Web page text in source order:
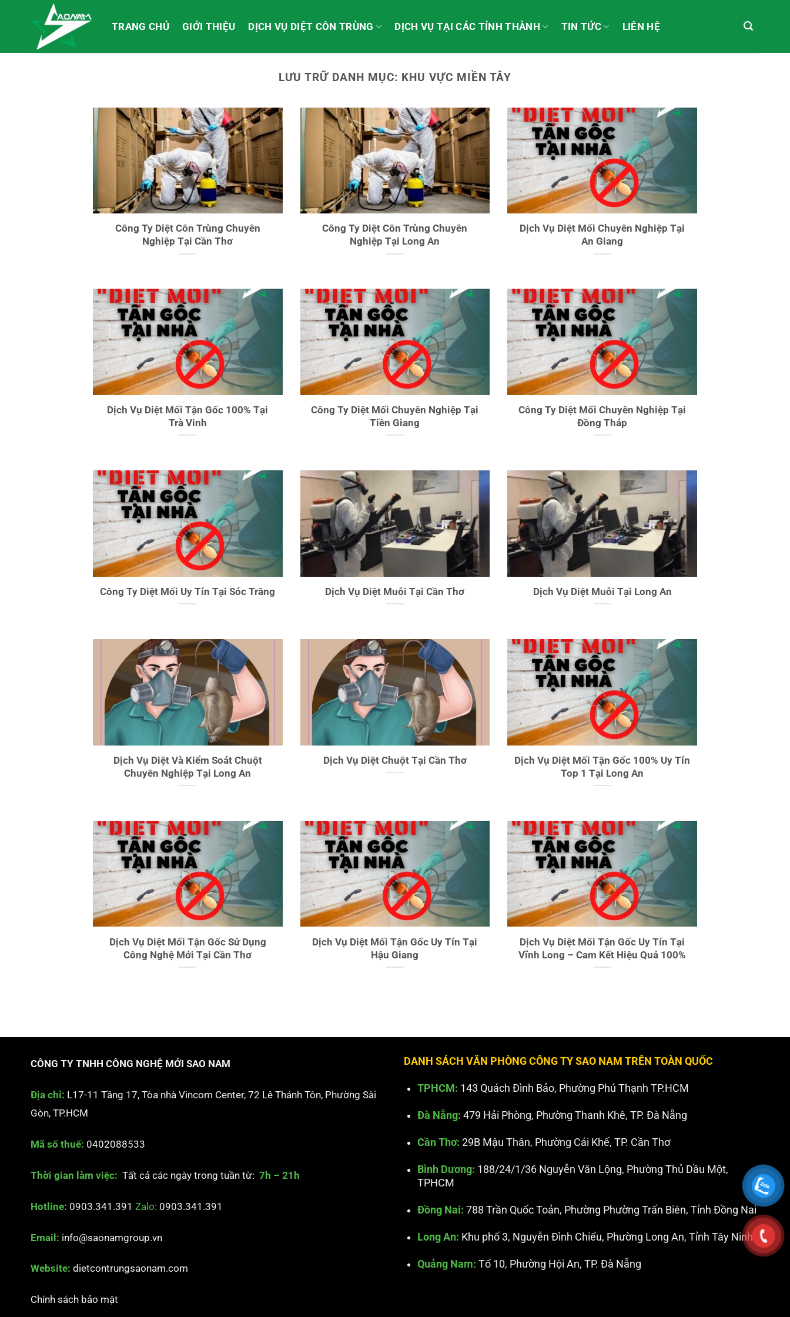
dung
TRANG CHỦ GIỚI THIỆU DỊCH VỤ DIỆT CÔN TRÙNG DỊCH VỤ TẠI CÁC TỈNH THÀNH TIN TỨC LIÊN HỆ
LƯU TRỮ DANH MỤC: KHU VỰC MIỀN TÂY
Công Ty Diệt Côn Trùng Chuyên
Nghiệp Tại Cần Thơ
Công Ty Diệt Côn Trùng Chuyên
Nghiệp Tại Long An
Dịch Vụ Diệt Mối Chuyên Nghiệp Tại
An Giang
Dịch Vụ Diệt Mối Tận Gốc 100% Tại
Trà Vinh
Công Ty Diệt Mối Chuyên Nghiệp Tại
Tiền Giang
Công Ty Diệt Mối Chuyên Nghiệp Tại
Đồng Tháp
Công Ty Diệt Mối Uy Tín Tại Sóc Trăng Dịch Vụ Diệt Muỗi Tại Cần Thơ Dịch Vụ Diệt Muỗi Tại Long An
Dịch Vụ Diệt Và Kiểm Soát Chuột
Chuyên Nghiệp Tại Long An
Dịch Vụ Diệt Chuột Tại Cần Thơ
Dịch Vụ Diệt Mối Tận Gốc 100% Uy Tín
Top 1 Tại Long An
Dịch Vụ Diệt Mối Tận Gốc Sử Dụng
Công Nghệ Mới Tại Cần Thơ
Dịch Vụ Diệt Mối Tận Gốc Uy Tín Tại
Hậu Giang
Dịch Vụ Diệt Mối Tận Gốc Uy Tín Tại
Vĩnh Long – Cam Kết Hiệu Quả 100%
CÔNG TY TNHH CÔNG NGHỆ MỚI SAO NAM
Địa chỉ: L17-11 Tầng 17, Tòa nhà Vincom Center, 72 Lê Thánh Tôn, Phường Sài
Gòn, TP.HCM
Mã số thuế: 0402088533
Thời gian làm việc: Tất cả các ngày trong tuần từ: 7h – 21h
Hotline: 0903.341.391 Zalo: 0903.341.391
Email: info@saonamgroup.vn
Website: dietcontrungsaonam.com
Chính sách bảo mật
DANH SÁCH VĂN PHÒNG CÔNG TY SAO NAM TRÊN TOÀN QUỐC
TPHCM: 143 Quách Đình Bảo, Phường Phú Thạnh TP.HCM
Đà Nẵng: 479 Hải Phòng, Phường Thanh Khê, TP. Đà Nẵng
Cần Thơ: 29B Mậu Thân, Phường Cái Khế, TP. Cần Thơ
Bình Dương: 188/24/1/36 Nguyễn Văn Lộng, Phường Thủ Dầu Một,
TPHCM
Đồng Nai: 788 Trần Quốc Toản, Phường Phường Trấn Biên, Tỉnh Đồng Nai
Long An: Khu phố 3, Nguyễn Đình Chiểu, Phường Long An, Tỉnh Tây Ninh
Quảng Nam: Tổ 10, Phường Hội An, TP. Đà Nẵng